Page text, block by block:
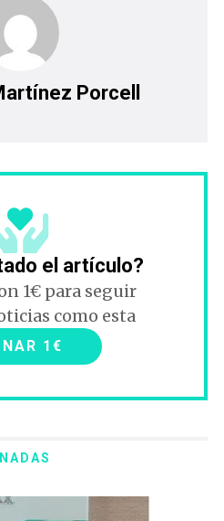
Porcell
el artículo?
1€ para seguir
como esta
1€